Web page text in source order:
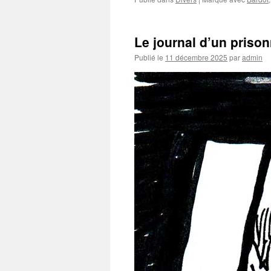
Le journal d’un
Publié le 11 décembre 2025 paradmin